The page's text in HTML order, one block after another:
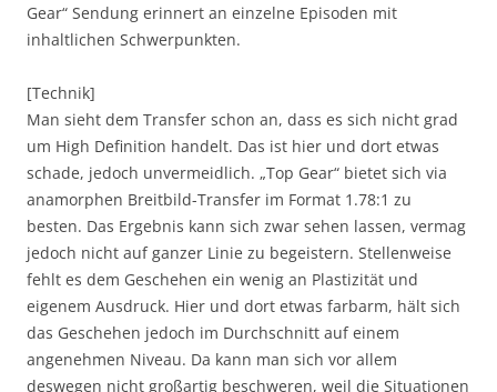
Gear“ Sendung erinnert an einzelne Episoden mit
inhaltlichen Schwerpunkten.
[Technik]
Man sieht dem Transfer schon an, dass es sich nicht grad
um High Definition handelt. Das ist hier und dort etwas
schade, jedoch unvermeidlich. „Top Gear“ bietet sich via
anamorphen Breitbild-Transfer im Format 1.78:1 zu
besten. Das Ergebnis kann sich zwar sehen lassen, vermag
jedoch nicht auf ganzer Linie zu begeistern. Stellenweise
fehlt es dem Geschehen ein wenig an Plastizität und
eigenem Ausdruck. Hier und dort etwas farbarm, hält sich
das Geschehen jedoch im Durchschnitt auf einem
angenehmen Niveau. Da kann man sich vor allem
deswegen nicht großartig beschweren, weil die Situationen